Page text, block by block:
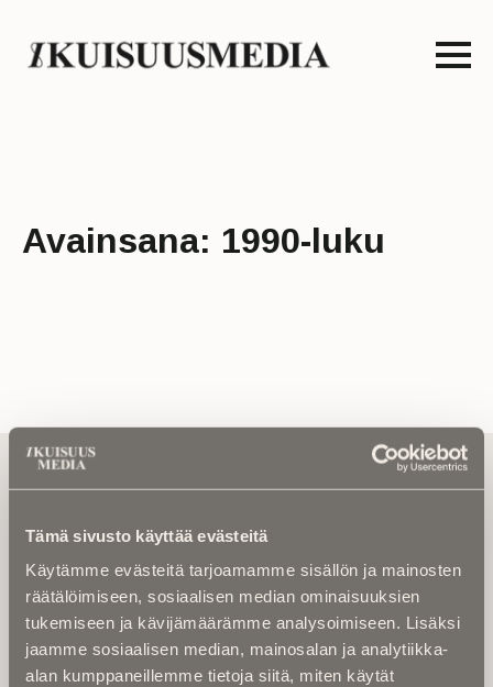
Tämä sivusto käyttää evästeitä
Käytämme evästeitä tarjoamamme sisällön ja mainosten
räätälöimiseen, sosiaalisen median ominaisuuksien
tukemiseen ja kävijämäärämme analysoimiseen. Lisäksi
jaamme sosiaalisen median, mainosalan ja analytiikka-
alan kumppaneillemme tietoja siitä, miten käytät
Avainsana: 1990-luku
Tilaa uutiskirje - Pääset heti parhaiden
artikkelien pariin!
Kirjoita alle sähköpostiosoitteesi niin saat kaksi kertaa
etteivät kiinnostavat artikkelit jää huomaamatta.
Uutiskirje on maksuton eikä se velvoita mihinkään.
Kirjoita tähän sähköpostiosoite, johon haluat uutiskirjeen
tulevan: